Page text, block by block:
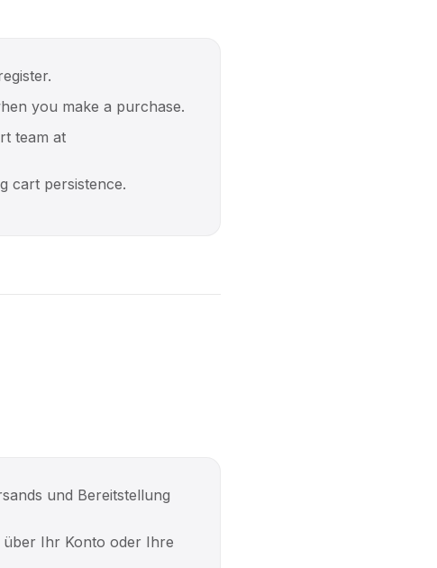
you make a purchase.
team at
cart persistence.
und Bereitstellung
Ihr Konto oder Ihre